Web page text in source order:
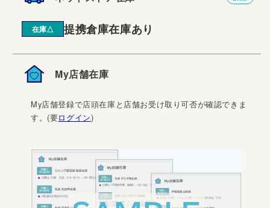
在庫△ 提携倉庫在庫あり
My店舗在庫
My店舗登録で店頭在庫と店舗お受け取り可否が確認できま
す。(要ログイン)